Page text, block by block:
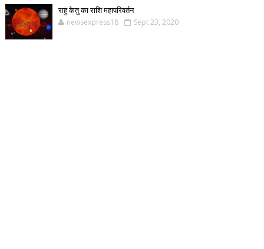
राहु केतु का राशि महापरिवर्तन
newsexpress18 Sept 23, 2020